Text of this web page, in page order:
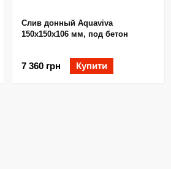
Слив донный Aquaviva
150х150х106 мм, под бетон
7 360 грн Купити